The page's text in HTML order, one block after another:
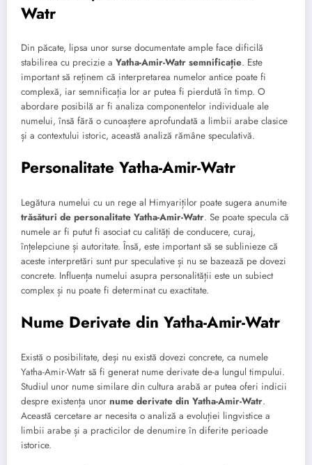
Watr
Din păcate, lipsa unor surse documentate ample face dificilă
stabilirea cu precizie a Yatha-Amir-Watr semnificație. Este
important să reținem că interpretarea numelor antice poate fi
complexă, iar semnificația lor ar putea fi pierdută în timp. O
abordare posibilă ar fi analiza componentelor individuale ale
numelui, însă fără o cunoaștere aprofundată a limbii arabe clasice
și a contextului istoric, această analiză rămâne speculativă.
Personalitate Yatha-Amir-Watr
Legătura numelui cu un rege al Himyariților poate sugera anumite
trăsături de personalitate Yatha-Amir-Watr. Se poate specula că
numele ar fi putut fi asociat cu calități de conducere, curaj,
înțelepciune și autoritate. Însă, este important să se sublinieze că
aceste interpretări sunt pur speculative și nu se bazează pe dovezi
concrete. Influența numelui asupra personalității este un subiect
complex și nu poate fi determinat cu exactitate.
Nume Derivate din Yatha-Amir-Watr
Există o posibilitate, deși nu există dovezi concrete, ca numele
Yatha-Amir-Watr să fi generat nume derivate de-a lungul timpului.
Studiul unor nume similare din cultura arabă ar putea oferi indicii
despre existența unor nume derivate din Yatha-Amir-Watr.
Această cercetare ar necesita o analiză a evoluției lingvistice a
limbii arabe și a practicilor de denumire în diferite perioade
istorice.